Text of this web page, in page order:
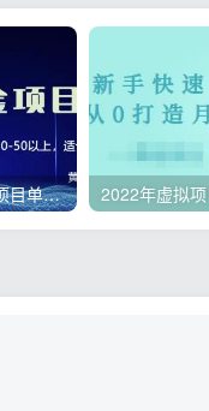
微头条副业赚钱教程，项目单号单天做到50-100+收益